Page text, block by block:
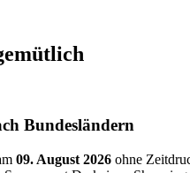
Bundesländern
09. August 2026 ohne